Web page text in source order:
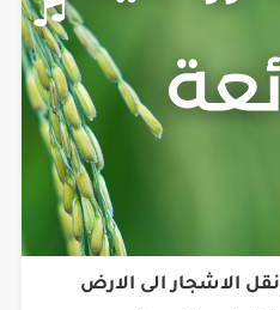
الاشجار الى الارض